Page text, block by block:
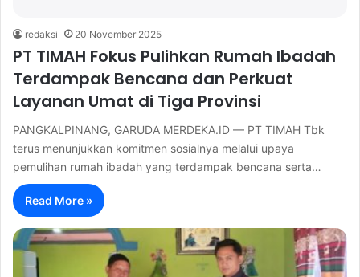
redaksi 20 November 2025
PT TIMAH Fokus Pulihkan Rumah Ibadah
Terdampak Bencana dan Perkuat
Layanan Umat di Tiga Provinsi
PANGKALPINANG, GARUDA MERDEKA.ID — PT TIMAH Tbk
terus menunjukkan komitmen sosialnya melalui upaya
pemulihan rumah ibadah yang terdampak bencana serta…
Read More »